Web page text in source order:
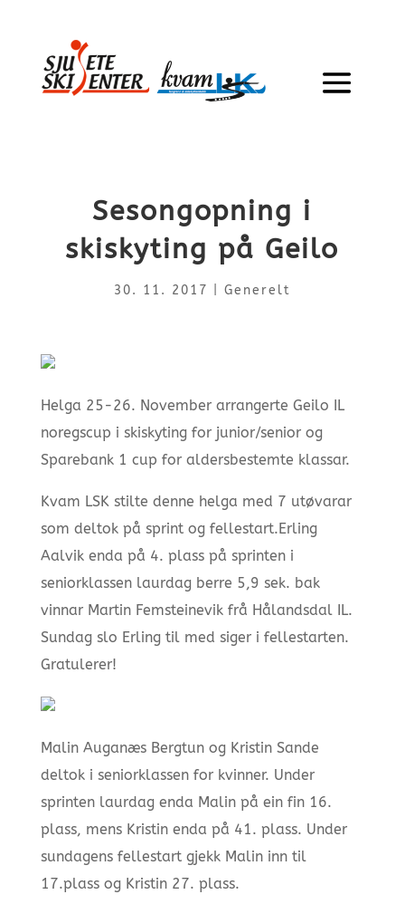
Sesongopning i
skiskyting på Geilo
30. 11. 2017 Generelt
Helga 25-26. November arrangerte Geilo IL
noregscup i skiskyting for junior/senior og
Sparebank 1 cup for aldersbestemte klassar.
Kvam LSK stilte denne helga med 7 utøvarar
som deltok på sprint og fellestart.Erling
Aalvik enda på 4. plass på sprinten i
seniorklassen laurdag berre 5,9 sek. bak
vinnar Martin Femsteinevik frå Hålandsdal IL.
Sundag slo Erling til med siger i fellestarten.
Gratulerer!
Malin Auganæs Bergtun og Kristin Sande
deltok i seniorklassen for kvinner. Under
sprinten laurdag enda Malin på ein fin 16.
plass, mens Kristin enda på 41. plass. Under
sundagens fellestart gjekk Malin inn til
17.plass og Kristin 27. plass.